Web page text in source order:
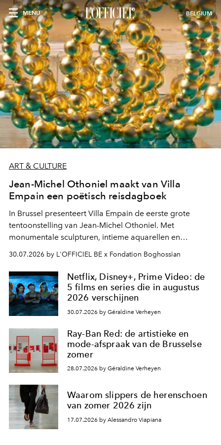
MENU BELGIUM
ART & CULTURE
Jean-Michel Othoniel maakt van Villa
Empain een poëtisch reisdagboek
In Brussel presenteert Villa Empain de eerste grote
tentoonstelling van Jean-Michel Othoniel. Met
monumentale sculpturen, intieme aquarellen en
fonkelend Murano-glas creëert de Franse kunstenaar
een emotionele reis waarin elk werk de herinnering
oproept aan een ontmoeting, een bestemming of een
moment van verwondering.
30.07.2026 by L'OFFICIEL BE x Fondation Boghossian
Netflix, Disney+, Prime Video: de
5 films en series die in augustus
2026 verschijnen
30.07.2026 by Géraldine Verheyen
Ray-Ban Red: de artistieke en
mode-afspraak van de Brusselse
zomer
28.07.2026 by Géraldine Verheyen
Waarom slippers de herenschoen
van zomer 2026 zijn
17.07.2026 by Alessandro Viapiana